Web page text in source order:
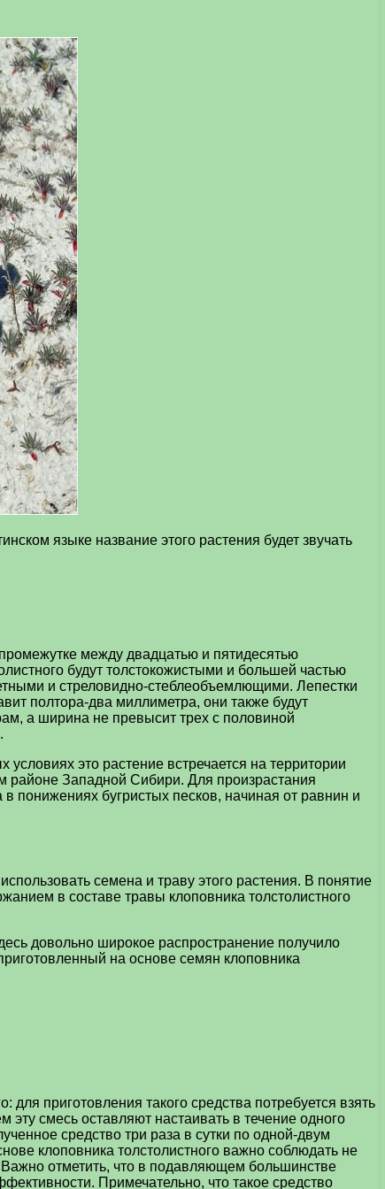
языке название этого растения будет звучать
между двадцатью и пятидесятью
будут толстокожистыми и большей частью
и стреловидно-стеблеобъемлющими. Лепестки
полтора-два миллиметра, они также будут
а ширина не превысит трех с половиной
это растение встречается на территории
районе Западной Сибири. Для произрастания
понижениях бугристых песков, начиная от равнин и
семена и траву этого растения. В понятие
в составе травы клоповника толстолистного
довольно широкое распространение получило
на основе семян клоповника
приготовления такого средства потребуется взять
смесь оставляют настаивать в течение одного
средство три раза в сутки по одной-двум
клоповника толстолистного важно соблюдать не
отметить, что в подавляющем большинстве
Примечательно, что такое средство